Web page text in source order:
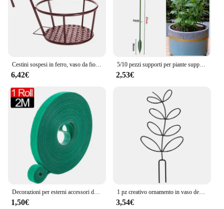
6,42€
5/10 pezzi supporti per piante supporto farfalle fiore di orchidea aste di fissaggio in vaso strumento di fissaggio per la protezione delle verdure riutilizzabile giardinaggio Su
2,53€
1,50€
1 pz creativo ornamento in vaso decorazione della casa pianta traliccio giardino foglia forma staffa vite arrampicata supporto forniture da giardino
3,54€